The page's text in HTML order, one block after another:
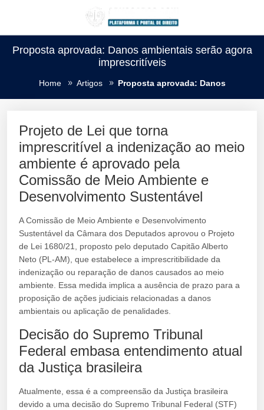
Proposta aprovada: Danos ambientais serão agora
imprescritíveis
Home Artigos Proposta aprovada: Danos
Projeto de Lei que torna
imprescritível a indenização ao meio
ambiente é aprovado pela
Comissão de Meio Ambiente e
Desenvolvimento Sustentável
A Comissão de Meio Ambiente e Desenvolvimento
Sustentável da Câmara dos Deputados aprovou o Projeto
de Lei 1680/21, proposto pelo deputado Capitão Alberto
Neto (PL-AM), que estabelece a imprescritibilidade da
indenização ou reparação de danos causados ao meio
ambiente. Essa medida implica a ausência de prazo para a
proposição de ações judiciais relacionadas a danos
ambientais ou aplicação de penalidades.
Decisão do Supremo Tribunal
Federal embasa entendimento atual
da Justiça brasileira
Atualmente, essa é a compreensão da Justiça brasileira
devido a uma decisão do Supremo Tribunal Federal (STF)